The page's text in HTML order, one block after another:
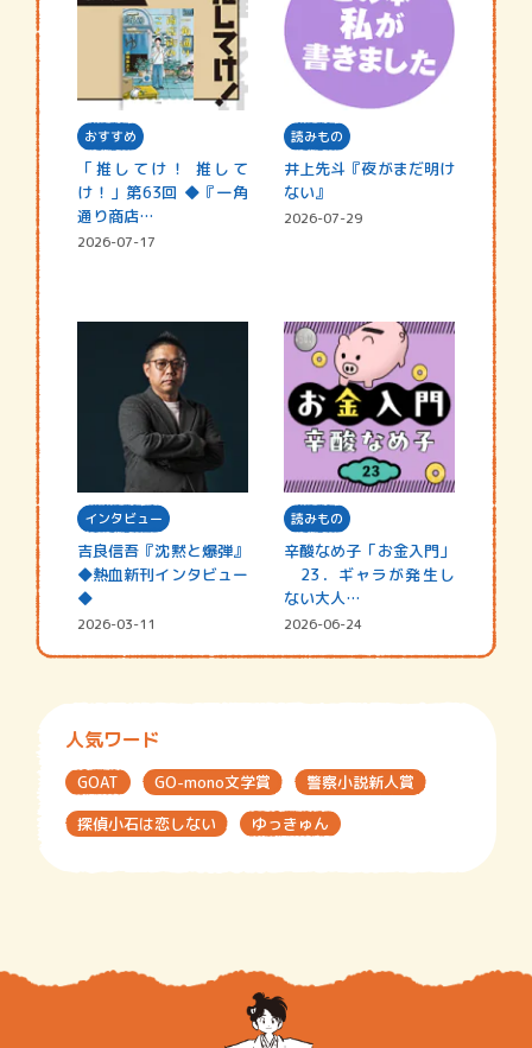
おすすめ
「推してけ！ 推して
け！」第63回 ◆『一角
通り商店…
2026-07-17
読みもの
井上先斗『夜がまだ明け
ない』
2026-07-29
インタビュー
吉良信吾『沈黙と爆弾』
◆熱血新刊インタビュー
◆
2026-03-11
読みもの
辛酸なめ子「お金入門」
23．ギャラが発生し
ない大人…
2026-06-24
人気ワード
GOAT GO-mono文学賞
警察小説新人賞
探偵小石は恋しない
ゆっきゅん